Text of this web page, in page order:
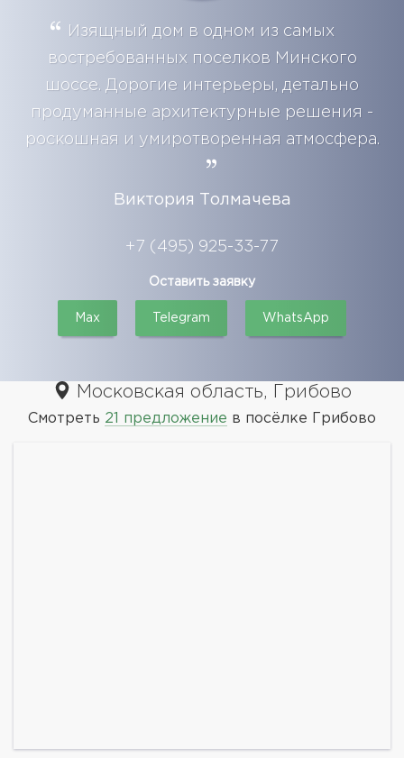
Изящный дом в одном из самых
востребованных поселков Минского
шоссе. Дорогие интерьеры, детально
продуманные архитектурные решения -
роскошная и умиротворенная атмосфера.
Виктория Толмачева
+7 (495) 925-33-77
Оставить заявку
Max Telegram WhatsApp
Московская область, Грибово
Смотреть 21 предложение в посёлке Грибово